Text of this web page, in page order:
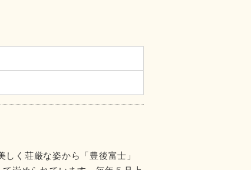
く荘厳な姿から「豊後富士」